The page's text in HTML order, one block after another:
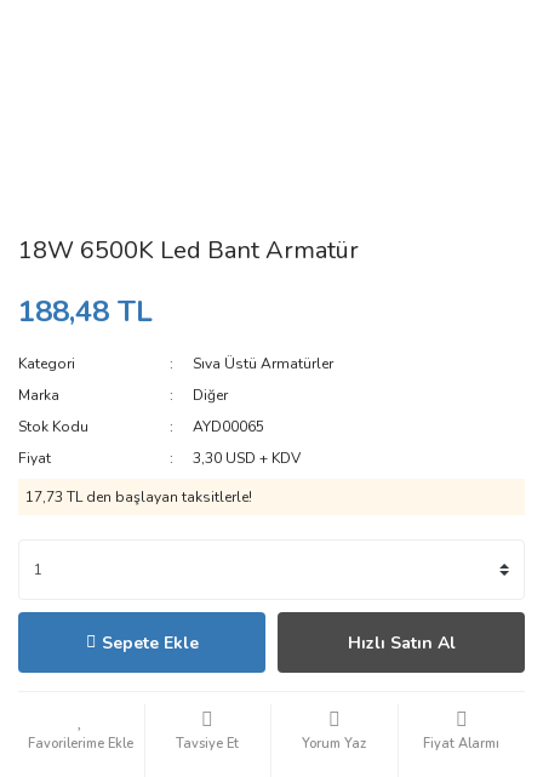
18W 6500K Led Bant Armatür
188,48 TL
Kategori
Sıva Üstü Armatürler
Marka
Diğer
Stok Kodu
AYD00065
Fiyat
3,30 USD + KDV
17,73 TL den başlayan taksitlerle!
Sepete Ekle Hızlı Satın Al
Tavsiye Et Yorum Yaz Fiyat Alarmı